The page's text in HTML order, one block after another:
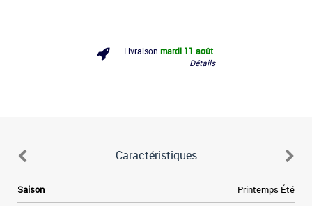
Livraison mardi 11 août
Détails
Caractéristiques
Saison Printemps Été